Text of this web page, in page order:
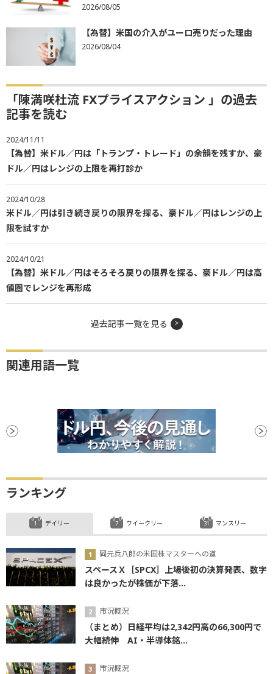
2026/08/05
【為替】米国の介入がユーロ売りだった理由
2026/08/04
「陳満咲杜流 FXプライスアクション 」の過去
記事を読む
2024/11/11
【為替】米ドル／円は「トランプ・トレード」の余韻を残すか、豪
ドル／円はレンジの上限を再打診か
2024/10/28
米ドル／円は引き続き戻りの限界を探る、豪ドル／円はレンジの上
限を試すか
2024/10/21
【為替】米ドル／円はそろそろ戻りの限界を探る、豪ドル／円は高
値圏でレンジを再形成
過去記事一覧を見る
関連用語一覧
ランキング
デイリー
岡元兵八郎の米国株マスターへの道
スペースＸ［SPCX］上場後初の決算発表、数字
は良かったが株価が下落...
市況概況
（まとめ）日経平均は2,342円高の66,300円で
大幅続伸 AI・半導体銘...
市況概況
ウイークリー マンスリー